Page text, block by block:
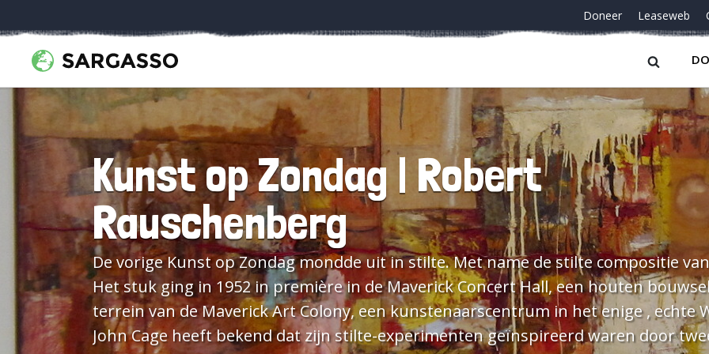
Doneer Leaseweb
Kunst op Zondag | Robert
Rauschenberg
De vorige Kunst op Zondag mondde uit in stilte. Met name de stilte compositie van
Het stuk ging in 1952 in première in de Maverick Concert Hall, een houten
terrein van de Maverick Art Colony, een kunstenaarscentrum in het enige , echte
John Cage heeft bekend dat zijn stilte-experimenten geïnspireerd waren door